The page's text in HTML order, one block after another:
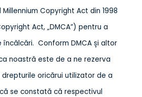
Copyright Act din 1998
Act, „DMCA”) pentru a
Conform DMCA și altor
noastră este de a ne rezerva
oricărui utilizator de a
se constată că respectivul